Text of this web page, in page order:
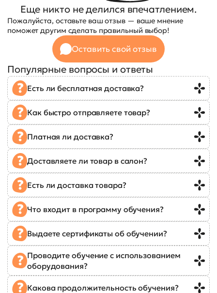
Еще никто не делился впечатлением.
Пожалуйста, оставьте ваш отзыв — ваше мнение
поможет другим сделать правильный выбор!
Оставить свой отзыв
Популярные вопросы и ответы
Есть ли бесплатная доставка?
Как быстро отправляете товар?
Платная ли доставка?
Доставляете ли товар в салон?
Есть ли доставка товара?
Что входит в программу обучения?
Выдаете сертификаты об обучении?
Проводите обучение с использованием
оборудования?
Какова продолжительность обучения?